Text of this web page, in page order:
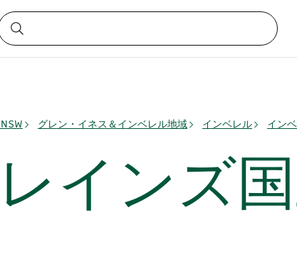
グレン・イネス＆インベレル地域 インベレル イン
インズ